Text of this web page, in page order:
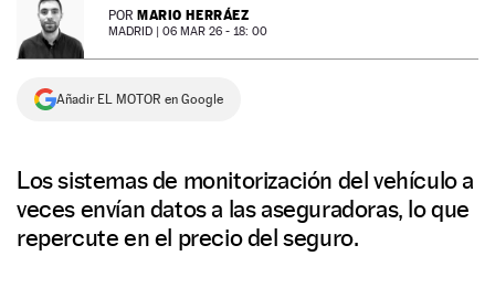
NEWSLETTER POR MARIO HERRÁEZ
MADRID | 06 MAR 26 - 18: 00
Añadir EL MOTOR en Google
Los sistemas de monitorización del vehículo a
veces envían datos a las aseguradoras, lo que
repercute en el precio del seguro.